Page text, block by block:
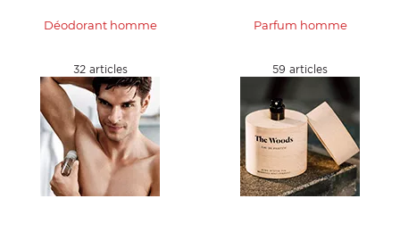
Déodorant homme
32 articles
Parfum homme
59 articles